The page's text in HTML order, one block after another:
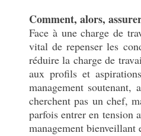
Comment, alors,
Face à une charge de
vital de repenser les
réduire la charge de
aux profils et
management soutenant,
cherchent pas un chef,
parfois entrer en tension
management bienveillant